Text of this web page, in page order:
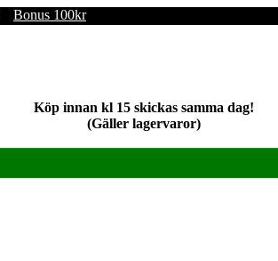
Bonus 100kr
Köp innan kl 15 skickas samma dag!
(Gäller lagervaror)